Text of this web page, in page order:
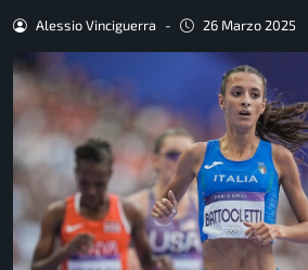
Alessio Vinciguerra - 26 Marzo 2025